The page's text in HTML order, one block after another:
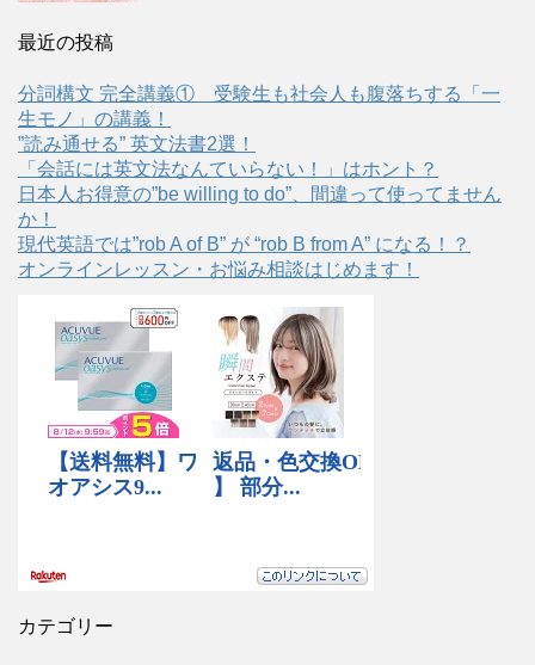
最近の投稿
分詞構文 完全講義① 受験生も社会人も腹落ちする「一
生モノ」の講義！
”読み通せる” 英文法書2選！
「会話には英文法なんていらない！」はホント？
日本人お得意の”be willing to do”、間違って使ってません
か！
現代英語では”rob A of B” が “rob B from A” になる！？
オンラインレッスン・お悩み相談はじめます！
カテゴリー